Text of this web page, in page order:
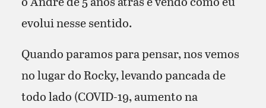
evolui nesse sentido.
Quando paramos para pensar, nos vemos
no lugar do Rocky, levando pancada de
todo lado (COVID-19, aumento na